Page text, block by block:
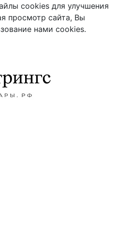
cookies для улучшения
просмотр сайта, Вы
нами cookies.